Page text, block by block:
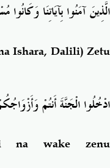
الَّذِينَ آمَنُوا بِآيَاتِنَا وَكَانُوا
Ishara, Dalili) Zetu
ادْخُلُوا الْجَنَّةَ أَنتُمْ
na wake zenu